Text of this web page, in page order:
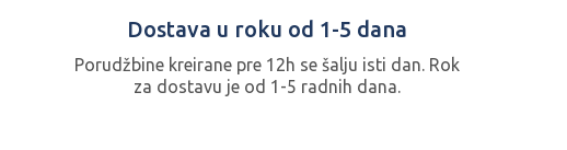
Dostava u roku od 1-5 dana
Porudžbine kreirane pre 12h se šalju isti dan. Rok
za dostavu je od 1-5 radnih dana.